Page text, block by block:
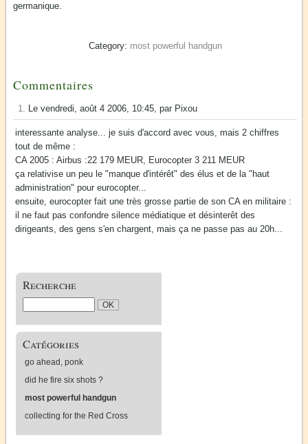
germanique.
most powerful handgun
Commentaires
1. Le vendredi, août 4 2006, 10:45, par Pixou
interessante analyse... je suis d'accord avec vous, mais 2 chiffres
tout de même :
CA 2005 : Airbus :22 179 MEUR, Eurocopter 3 211 MEUR
ça relativise un peu le "manque d'intérêt" des élus et de la "haut
administration" pour eurocopter...
ensuite, eurocopter fait une très grosse partie de son CA en militaire :
il ne faut pas confondre silence médiatique et désinterêt des
dirigeants, des gens s'en chargent, mais ça ne passe pas au 20h...
Recherche
Catégories
go ahead, ponk
did he fire six shots ?
most powerful handgun
collecting for the Red Cross